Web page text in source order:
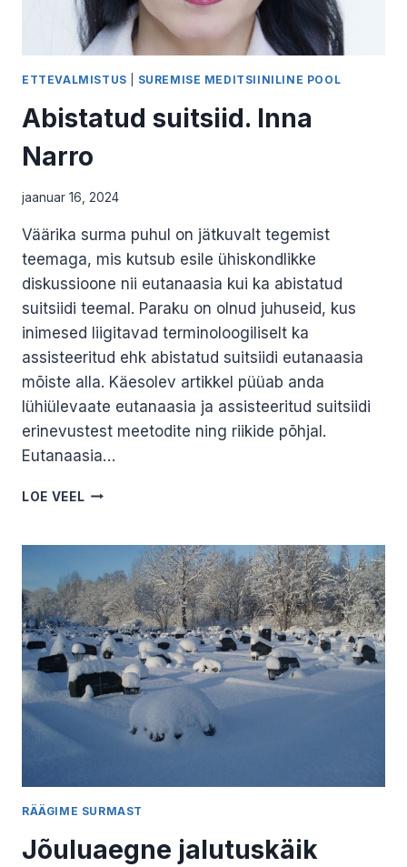
ETTEVALMISTUS SUREMISE MEDITSIINILINE POOL
Abistatud suitsiid. Inna
Narro
jaanuar 16, 2024
Väärika surma puhul on jätkuvalt tegemist
teemaga, mis kutsub esile ühiskondlikke
diskussioone nii eutanaasia kui ka abistatud
suitsiidi teemal. Paraku on olnud juhuseid, kus
inimesed liigitavad terminoloogiliselt ka
assisteeritud ehk abistatud suitsiidi eutanaasia
mõiste alla. Käesolev artikkel püüab anda
lühiülevaate eutanaasia ja assisteeritud suitsiidi
erinevustest meetodite ning riikide põhjal.
Eutanaasia…
LOE VEEL ABISTATUD
NARRO
RÄÄGIME SURMAST
Jõuluaegne jalutuskäik